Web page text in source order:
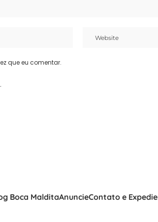
que eu comentar.
Boca MalditaAnuncieContato e